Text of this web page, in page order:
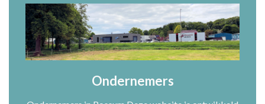
Ondernemers